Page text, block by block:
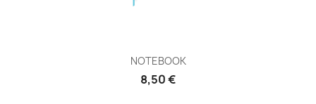
NOTEBOOK
8,50 €